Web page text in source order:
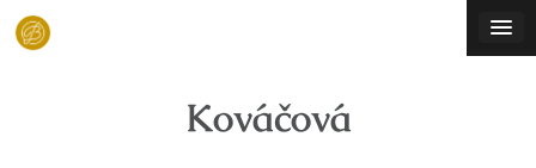
Skip
Kováčová